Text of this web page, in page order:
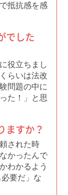
抵抗感を感
でした
役立ちまし
らいは法改
問題の中に
た！」と思
ますか？
された時
かったんで
わかるよう
要だ」な